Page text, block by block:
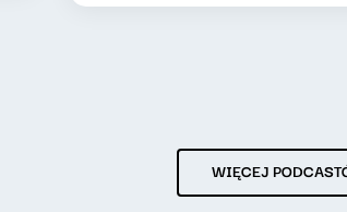
WIĘCEJ